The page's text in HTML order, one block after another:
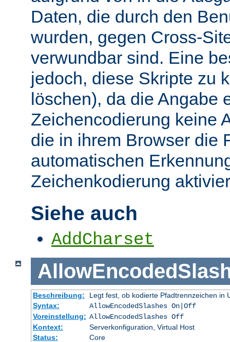
Daten, die durch den
wurden, gegen Cross-
verwundbar sind. Eine
jedoch, diese Skripte zu
löschen), da die Angabe
Zeichencodierung keine
die in ihrem Browser die
automatischen
Zeichenkodierung
Siehe auch
AddCharset
Beschreibung:
Legt fest, ob kodierte Pfadtrennzeichen in
Syntax:
AllowEncodedSlashes On|Off
Voreinstellung: AllowEncodedSlashes Off
Kontext:
Serverkonfiguration, Virtual Host
Status:
Core